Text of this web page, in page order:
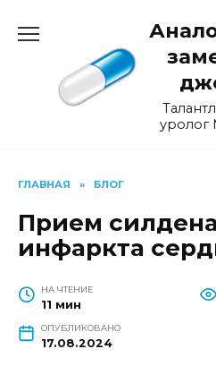
уролог
ГЛАВНАЯ » БЛОГ
Прием
инфаркта
НА ЧТЕНИЕ
11 мин
ОПУБЛИКОВАНО
17.08.2024